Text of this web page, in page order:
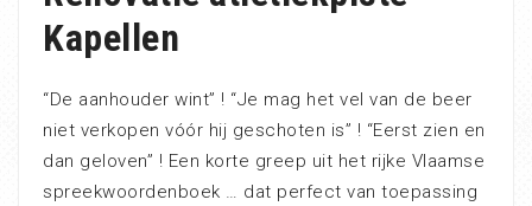
Kapellen
“De aanhouder wint” ! “Je mag het vel van de beer
niet verkopen vóór hij geschoten is” ! “Eerst zien en
dan geloven” ! Een korte greep uit het rijke Vlaamse
spreekwoordenboek … dat perfect van toepassing